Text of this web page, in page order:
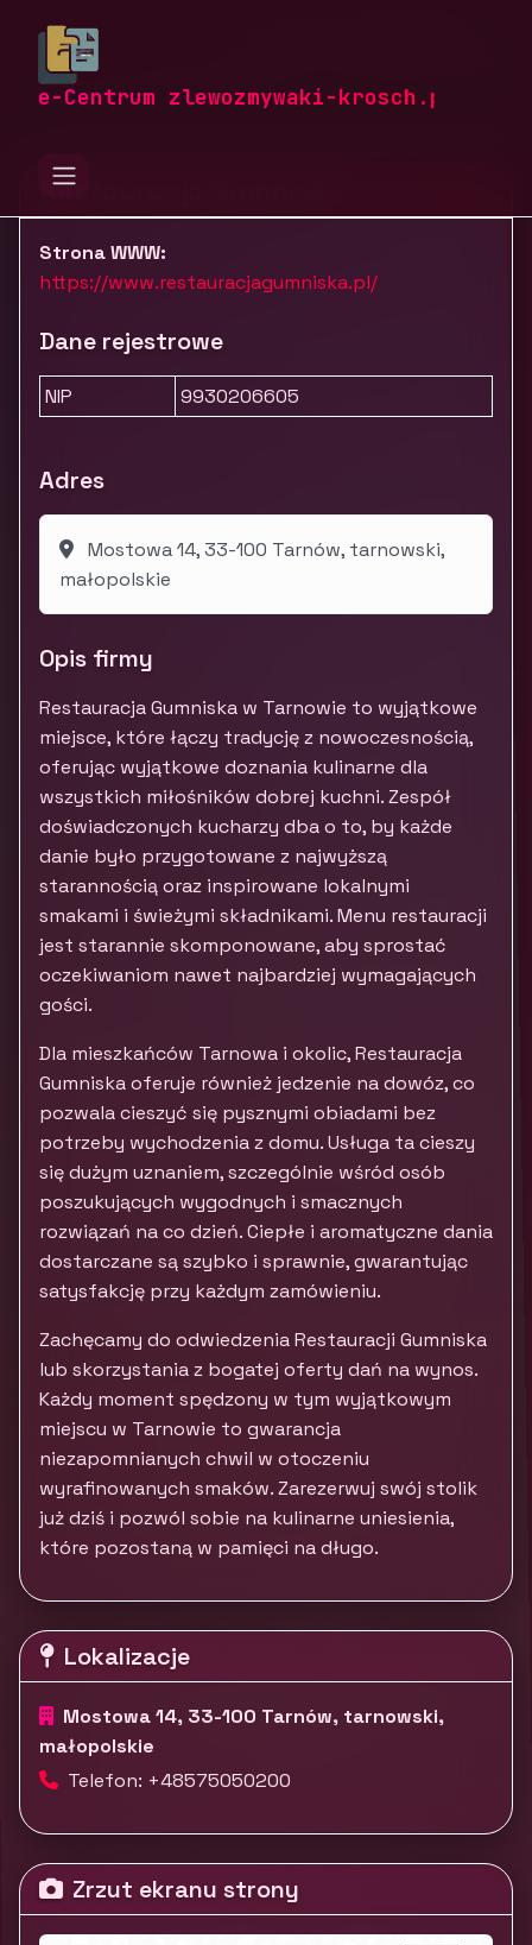
e-Centrum zlewozmywaki-krosch.pl
zlewozmywaki-krosch.pl
Gastronomia i hotelarstwo
Restauracja Gumniska
Strona WWW:
https://www.restauracjagumniska.pl/
Dane rejestrowe
NIP 9930206605
Adres
Mostowa 14, 33-100 Tarnów, tarnowski,
małopolskie
Opis firmy
Restauracja Gumniska w Tarnowie to wyjątkowe
miejsce, które łączy tradycję z nowoczesnością,
oferując wyjątkowe doznania kulinarne dla
wszystkich miłośników dobrej kuchni. Zespół
doświadczonych kucharzy dba o to, by każde
danie było przygotowane z najwyższą
starannością oraz inspirowane lokalnymi
smakami i świeżymi składnikami. Menu restauracji
jest starannie skomponowane, aby sprostać
oczekiwaniom nawet najbardziej wymagających
gości.
Dla mieszkańców Tarnowa i okolic, Restauracja
Gumniska oferuje również jedzenie na dowóz, co
pozwala cieszyć się pysznymi obiadami bez
potrzeby wychodzenia z domu. Usługa ta cieszy
się dużym uznaniem, szczególnie wśród osób
poszukujących wygodnych i smacznych
rozwiązań na co dzień. Ciepłe i aromatyczne dania
dostarczane są szybko i sprawnie, gwarantując
satysfakcję przy każdym zamówieniu.
Zachęcamy do odwiedzenia Restauracji Gumniska
lub skorzystania z bogatej oferty dań na wynos.
Każdy moment spędzony w tym wyjątkowym
miejscu w Tarnowie to gwarancja
niezapomnianych chwil w otoczeniu
wyrafinowanych smaków. Zarezerwuj swój stolik
już dziś i pozwól sobie na kulinarne uniesienia,
które pozostaną w pamięci na długo.
Lokalizacje
Mostowa 14, 33-100 Tarnów, tarnowski,
małopolskie
Telefon: +48575050200
Zrzut ekranu strony